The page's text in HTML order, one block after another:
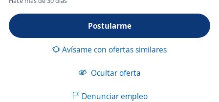
Postularme
Avísame con ofertas similares
Ocultar oferta
Denunciar empleo